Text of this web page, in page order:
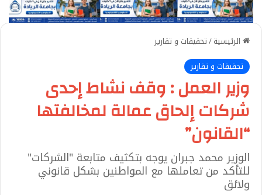
الرئيسية/تحقيقات و تقارير
تحقيقات و تقارير
وزير العمل : وقف نشاط إحدى
شركات إلحاق عمالة لمخالفتها
“القانون”
الوزير محمد جبران يوجه بتكثيف متابعة "الشركات"
للتأكد من تعاملها مع المواطنين بشكل قانوني
ولائق